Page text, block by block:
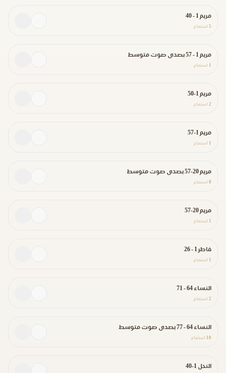
مريم 1 - 40
5 استماع
مريم 1 - 57 بصدى صوت متوسط
1 استماع
مريم 1-50
2 استماع
مريم 1-57
1 استماع
مريم 20-57 بصدى صوت متوسط
0 استماع
مريم 20-57
1 استماع
فاطر 1 - 26
1 استماع
النساء 64 - 71
2 استماع
النساء 64 - 77 بصدى صوت متوسط
10 استماع
النحل 1-40